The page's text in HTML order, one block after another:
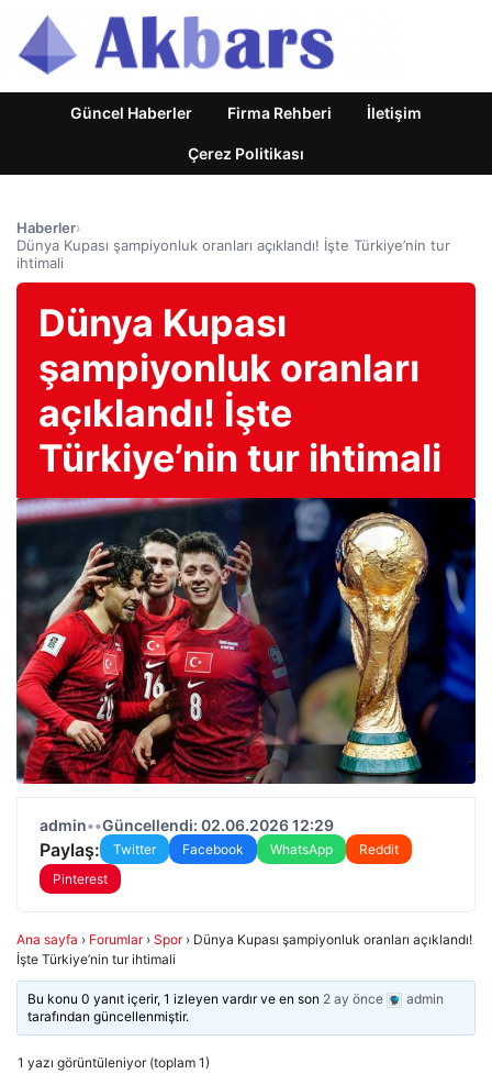
Güncel Haberler Firma Rehberi İletişim
Çerez Politikası
Haberler›
Dünya Kupası şampiyonluk oranları açıklandı! İşte Türkiye’nin tur
ihtimali
Dünya Kupası
şampiyonluk oranları
açıklandı! İşte
Türkiye’nin tur ihtimali
admin••Güncellendi: 02.06.2026 12:29
Paylaş: Twitter Facebook WhatsApp
Reddit
Pinterest
Ana sayfa › Forumlar › Spor › Dünya Kupası şampiyonluk oranları açıklandı!
İşte Türkiye’nin tur ihtimali
Bu konu 0 yanıt içerir, 1 izleyen vardır ve en son 2 ay önce
admin
tarafından güncellenmiştir.
1 yazı görüntüleniyor (toplam 1)